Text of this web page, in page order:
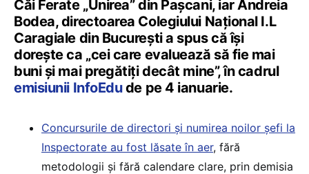
Căi Ferate „Unirea” din Pașcani, iar Andreia
Bodea, directoarea Colegiului Național I.L
Caragiale din București a spus că își
dorește ca „cei care evaluează să fie mai
buni și mai pregătiți decât mine”, în cadrul
emisiunii InfoEdude pe 4 ianuarie.
Concursurile de directori și numirea noilor șefi la
Inspectorate au fost lăsate în aer, fără
metodologii și fără calendare clare, prin demisia